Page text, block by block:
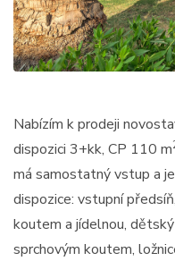
Nabízím k prodeji
dispozici 3+kk, CP 110 m
má samostatný vstup a
dispozice: vstupní
koutem a jídelnou,
sprchovým koutem,